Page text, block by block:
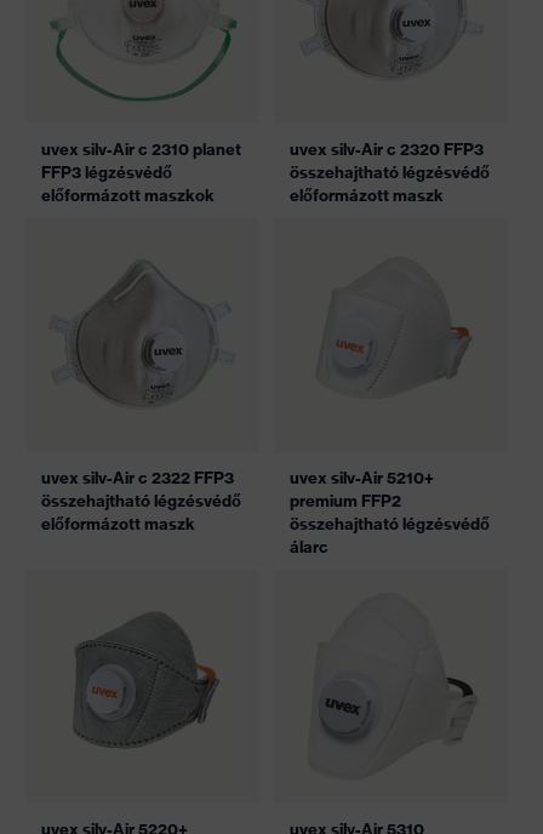
uvex silv-Air c 2310 planet
FFP3 légzésvédő
előformázott maszkok
uvex silv-Air c 2320 FFP3
összehajtható légzésvédő
előformázott maszk
uvex silv-Air c 2322 FFP3
összehajtható légzésvédő
előformázott maszk
uvex silv-Air 5210+
premium FFP2
összehajtható légzésvédő
álarc
uvex silv-Air 5220+ uvex silv-Air 5310